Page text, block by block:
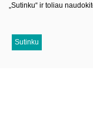
„Sutinku“ ir toliau
Sutinku